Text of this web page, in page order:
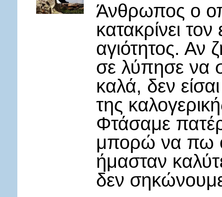
Άνθρωπος ο
κατακρίνει
αγιότητος. Αν
σε λύπησε να
καλά, δεν
της
Φτάσαμε
μπορώ να πω
ήμασταν
δεν